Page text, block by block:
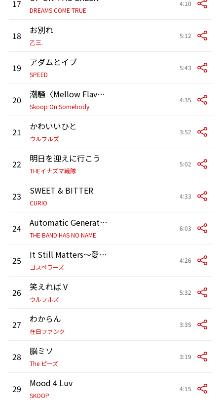
17
DREAMS COME TRUE
4:10
18 お別れ
乙三.
5:12
19 アダムとイブ
SPEED
5:43
20 潮騒〈Mellow Flavor〉
Skoop On Somebody
4:35
21 かわいいひと
ウルフルズ
3:52
22 明日を迎えに行こう
THEイナズマ戦隊
5:02
23 SWEET & BITTER
CURIO
4:33
24 Automatic Generation
THE BAND HAS NO NAME
6:03
25 It Still Matters〜愛は眠らない with Howie D
ゴスペラーズ
4:26
26 笑えれば V
ウルフルズ
5:32
27 わからん
在日ファンク
3:35
28 脳ミソ
The ピーズ
3:19
29 Mood 4 Luv
SKOOP
4:15